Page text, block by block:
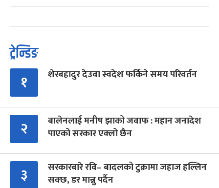
ट्रेन्डिङ
१ शेरबहादुर देउवा स्वदेश फर्किने समय परिवर्तन
२
बालेनलाई मनीष झाको जवाफ : महान जनादेश
पाएको सरकार एक्लो छैन
३
सरकारबारे रवि– बादलको टुक्रामा जहाज हल्लिन
सक्छ, डर मान्नु पर्दैन